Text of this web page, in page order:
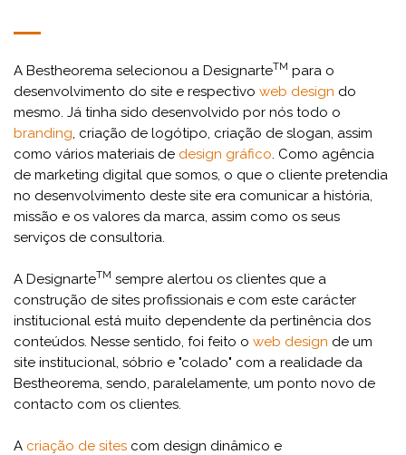
A Bestheorema selecionou a DesignarteTM para o
desenvolvimento do site e respectivo web design do
mesmo. Já tinha sido desenvolvido por nós todo o
branding, criação de logótipo, criação de slogan, assim
como vários materiais de design gráfico. Como agência
de marketing digital que somos, o que o cliente pretendia
no desenvolvimento deste site era comunicar a história,
missão e os valores da marca, assim como os seus
serviços de consultoria.
A DesignarteTM sempre alertou os clientes que a
construção de sites profissionais e com este carácter
institucional está muito dependente da pertinência dos
conteúdos. Nesse sentido, foi feito o web design de um
site institucional, sóbrio e "colado" com a realidade da
Bestheorema, sendo, paralelamente, um ponto novo de
contacto com os clientes.
A criação de sites com design dinâmico e